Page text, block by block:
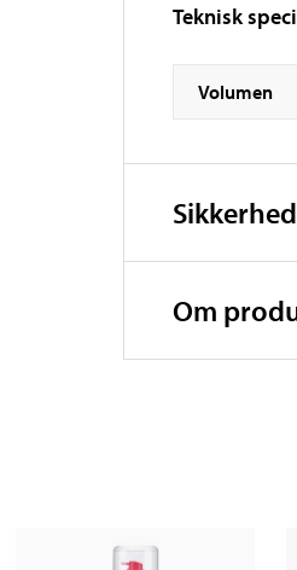
Teknisk
Volumen
Om